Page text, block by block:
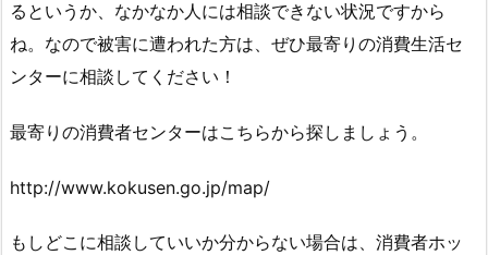
るというか、なかなか人には相談できない状況ですから
ね。なので被害に遭われた方は、ぜひ最寄りの消費生活セ
ンターに相談してください！
最寄りの消費者センターはこちらから探しましょう。
http://www.kokusen.go.jp/map/
もしどこに相談していいか分からない場合は、消費者ホッ